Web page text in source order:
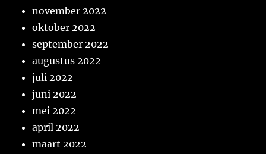
november 2022
oktober 2022
september 2022
augustus 2022
juli 2022
juni 2022
mei 2022
april 2022
maart 2022